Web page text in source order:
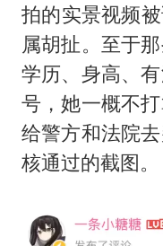
拍的实景视频
属胡扯。至于
学历、身高、
号，她一概不
给警方和法院
核通过的截图。